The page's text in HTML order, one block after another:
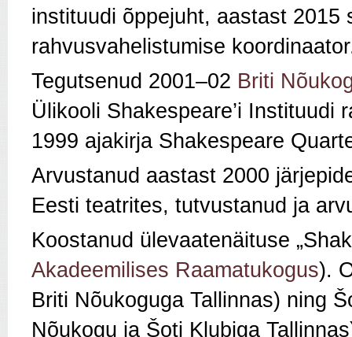
instituudi õppejuht, aastast 2015
rahvusvahelistumise
Tegutsenud 2001–02 Briti
Ülikooli Shakespeare’i Instituudi
1999 ajakirja Shakespeare
Arvustanud aastast 2000
Eesti teatrites, tutvustanud ja
Koostanud ülevaatenäituse
Akadeemilises Raamatukogus).
Briti Nõukoguga Tallinnas) ning
Nõukogu ja Šoti Klubiga